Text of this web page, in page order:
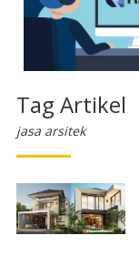
Tag Artikel
jasa arsitek